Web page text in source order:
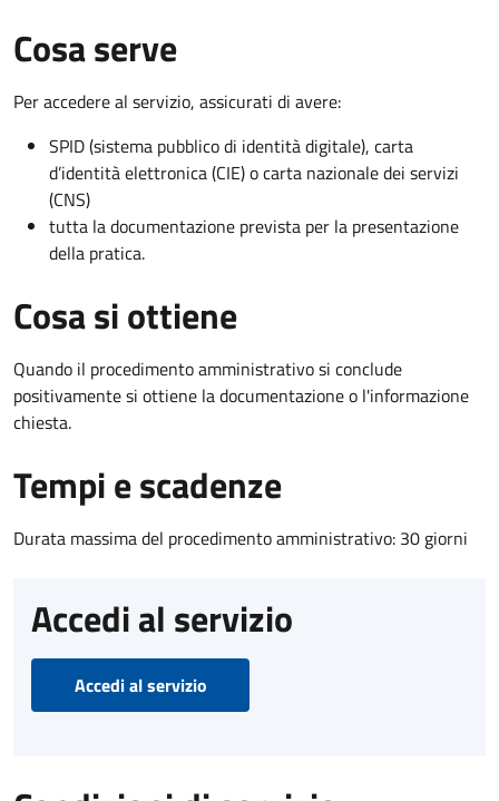
Cosa serve
Per accedere al servizio, assicurati di avere:
SPID (sistema pubblico di identità digitale), carta
d’identità elettronica (CIE) o carta nazionale dei servizi
(CNS)
tutta la documentazione prevista per la presentazione
della pratica.
Cosa si ottiene
Quando il procedimento amministrativo si conclude
positivamente si ottiene la documentazione o l'informazione
chiesta.
Tempi e scadenze
Durata massima del procedimento amministrativo: 30 giorni
Accedi al servizio
Accedi al servizio